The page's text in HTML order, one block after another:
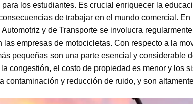
los estudiantes. Es crucial enriquecer la
de trabajar en el mundo comercial. En
y de Transporte se involucra
las empresas de motocicletas. Con respecto a la
pequeñas son una parte esencial y considerable
congestión, el costo de propiedad es menor y los
contaminación y reducción de ruido, y son